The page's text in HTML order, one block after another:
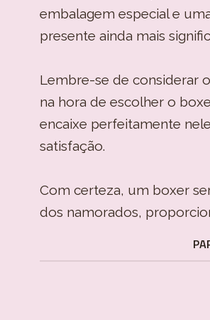
embalagem especial e
presente ainda mais
Lembre-se de considerar
na hora de escolher o
encaixe perfeitamente
satisfação.
Com certeza, um boxer
dos namorados,